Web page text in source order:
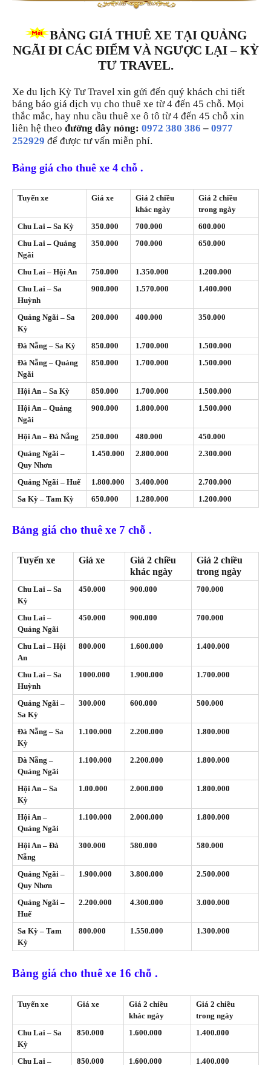
BẢNG GIÁ THUÊ XE TẠI QUẢNG
NGÃI ĐI CÁC ĐIỂM VÀ NGƯỢC LẠI – KỲ
TƯ TRAVEL.
Xe du lịch Kỳ Tư Travel xin gửi đến quý khách chi tiết
bảng báo giá dịch vụ cho thuê xe từ 4 đến 45 chỗ. Mọi
thắc mắc, hay nhu cầu thuê xe ô tô từ 4 đến 45 chỗ xin
liên hệ theo đường dây nóng: 0972 380 386 – 0977
252929 để được tư vấn miễn phí.
Bảng giá cho thuê xe 4 chỗ .
Tuyến xe Giá xe
Giá 2 chiều
khác ngày
Giá 2 chiều
trong ngày
Chu Lai – Sa Kỳ
350.000 700.000
600.000
Chu Lai – Quảng
Ngãi
350.000 700.000 650.000
Chu Lai – Hội An 750.000 1.350.000
1.200.000
Chu Lai – Sa
Huỳnh
900.000 1.570.000 1.400.000
Quảng Ngãi – Sa
Kỳ
200.000 400.000 350.000
Đà Nẵng – Sa Kỳ 850.000 1.700.000
1.500.000
Đà Nẵng – Quảng
Ngãi
850.000 1.700.000 1.500.000
Hội An – Sa Kỳ 850.000 1.700.000
1.500.000
Hội An – Quảng
Ngãi
900.000 1.800.000 1.500.000
Hội An – Đà Nẵng 250.000 480.000
450.000
Quảng Ngãi –
Quy Nhơn
1.450.000 2.800.000 2.300.000
Quảng Ngãi – Huế 1.800.000 3.400.000
2.700.000
Sa Kỳ – Tam Kỳ
650.000 1.280.000 1.200.000
Bảng giá cho thuê xe 7 chỗ .
Tuyến xe Giá xe
Giá 2 chiều
khác ngày
Giá 2 chiều
trong ngày
Chu Lai – Sa
Kỳ
450.000 900.000 700.000
Chu Lai –
Quảng Ngãi
450.000 900.000 700.000
Chu Lai – Hội
An
800.000 1.600.000 1.400.000
Chu Lai – Sa
Huỳnh
1000.000 1.900.000 1.700.000
Quảng Ngãi –
Sa Kỳ
300.000 600.000 500.000
Đà Nẵng – Sa
Kỳ
1.100.000 2.200.000 1.800.000
Đà Nẵng –
Quảng Ngãi
1.100.000 2.200.000 1.800.000
Hội An – Sa
Kỳ
1.00.000 2.000.000 1.800.000
Hội An –
Quảng Ngãi
1.100.000 2.000.000 1.800.000
Hội An – Đà
Nẵng
300.000 580.000 580.000
Quảng Ngãi –
Quy Nhơn
1.900.000 3.800.000 2.500.000
Quảng Ngãi –
Huế
2.200.000 4.300.000 3.000.000
Sa Kỳ – Tam
Kỳ
800.000 1.550.000 1.300.000
Bảng giá cho thuê xe 16 chỗ .
Tuyến xe Giá xe
Giá 2 chiều
khác ngày
Giá 2 chiều
trong ngày
Chu Lai – Sa
Kỳ
850.000 1.600.000 1.400.000
Chu Lai – 850.000 1.600.000 1.400.000